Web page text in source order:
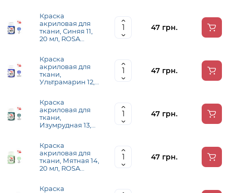
Краска
акриловая для
ткани, Синяя 11,
20 мл, ROSA
47 грн.
Краска
акриловая для
ткани,
Ультрамарин 12,
47 грн.
Краска
акриловая для
ткани,
Изумрудная 13,
47 грн.
Краска
акриловая для
ткани, Мятная 14,
20 мл, ROSA
47 грн.
Краска